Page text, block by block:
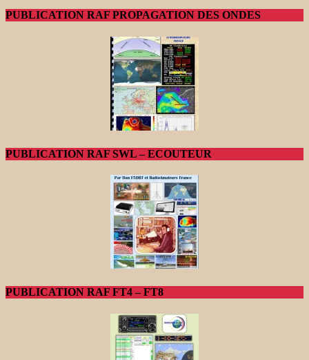
PUBLICATION RAF PROPAGATION DES ONDES
PUBLICATION RAF SWL – ECOUTEUR
PUBLICATION RAF FT4 – FT8